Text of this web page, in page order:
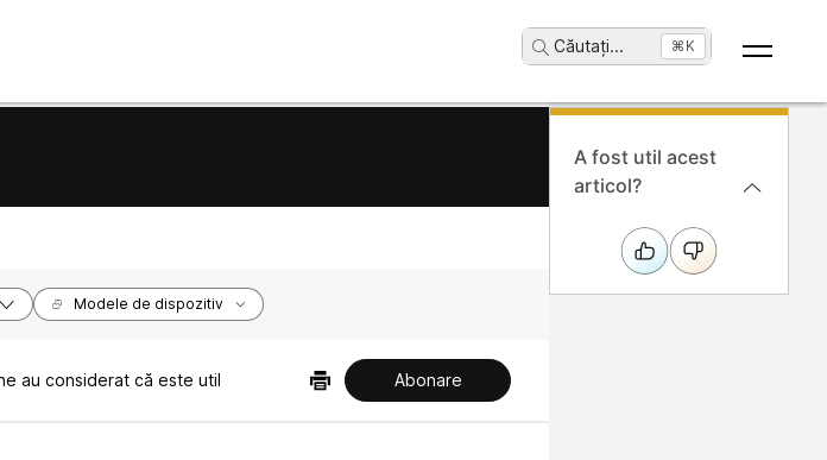
Căutați... ⌘K
Modele de dispozitiv
au considerat că este util Abonare
A fost util acest
articol?